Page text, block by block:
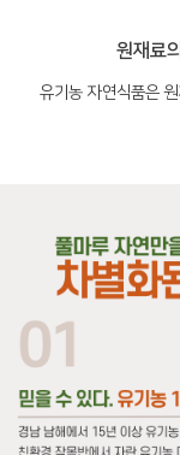
원재료
유기농 자연식품은